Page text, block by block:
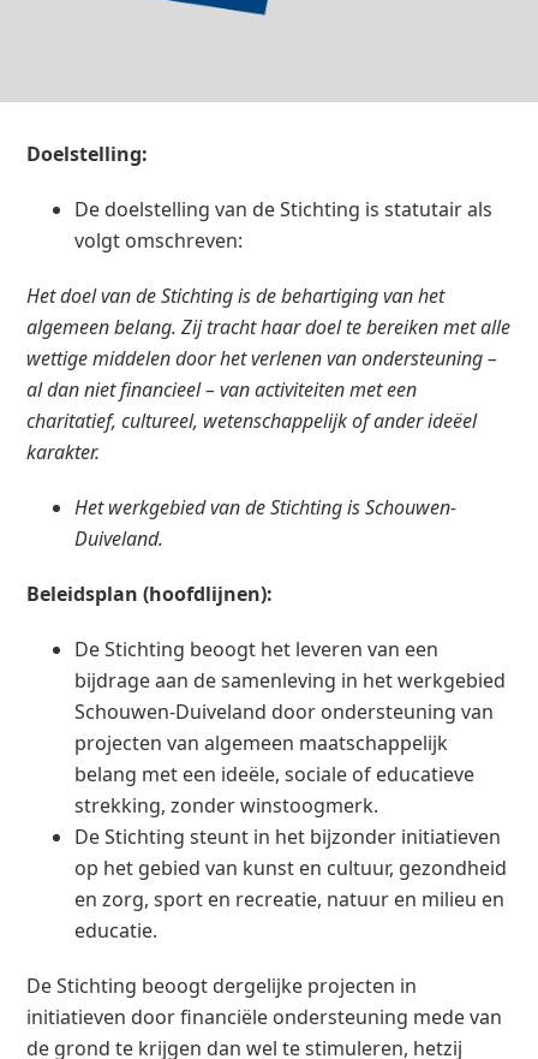
Doelstelling:
De doelstelling van de Stichting is statutair als
volgt omschreven:
Het doel van de Stichting is de behartiging van het
algemeen belang. Zij tracht haar doel te bereiken met alle
wettige middelen door het verlenen van ondersteuning –
al dan niet financieel – van activiteiten met een
charitatief, cultureel, wetenschappelijk of ander ideëel
karakter.
Het werkgebied van de Stichting is Schouwen-
Duiveland.
Beleidsplan (hoofdlijnen):
De Stichting beoogt het leveren van een
bijdrage aan de samenleving in het werkgebied
Schouwen-Duiveland door ondersteuning van
projecten van algemeen maatschappelijk
belang met een ideële, sociale of educatieve
strekking, zonder winstoogmerk.
De Stichting steunt in het bijzonder initiatieven
op het gebied van kunst en cultuur, gezondheid
en zorg, sport en recreatie, natuur en milieu en
educatie.
De Stichting beoogt dergelijke projecten in
initiatieven door financiële ondersteuning mede van
de grond te krijgen dan wel te stimuleren, hetzij